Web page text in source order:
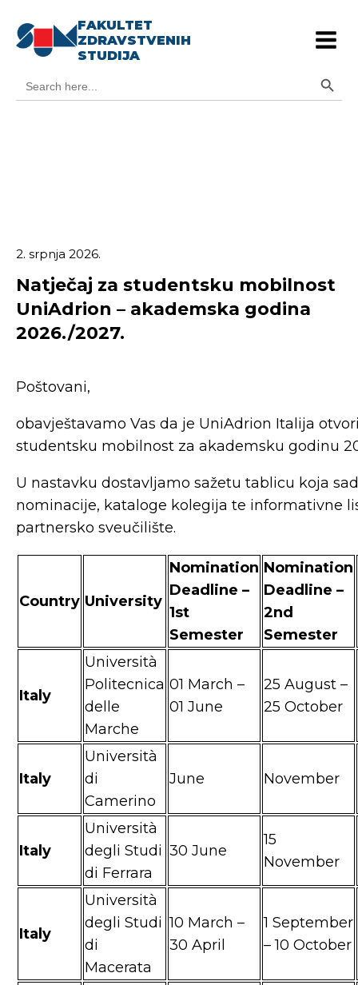
FAKULTET
ZDRAVSTVENIH
STUDIJA
for:
2. srpnja 2026.
Natječaj za studentsku mobilnost
UniAdrion – akademska godina
2026./2027.
Poštovani,
obavještavamo Vas da je UniAdrion Italija
studentsku mobilnost za akademsku godinu
U nastavku dostavljamo sažetu tablicu koja
nominacije, kataloge kolegija te informativne
partnersko sveučilište.
Country University
Nomination
Deadline –
1st
Semester
Nomination
Deadline –
2nd
Semester
Italy
Università
Politecnica
delle
Marche
01 March –
01 June
25 August –
25 October
Italy
Università
di
Camerino
June November
Italy
Università
degli Studi
di Ferrara
30 June
15
November
Italy
Università
degli Studi
di
Macerata
10 March –
30 April
1 September
– 10 October